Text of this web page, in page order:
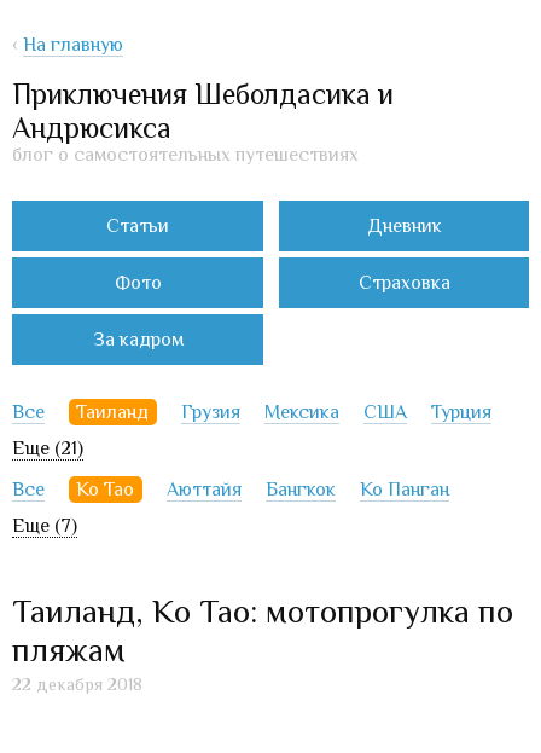
‹ На главную
Приключения Шеболдасика и
Андрюсикса
блог о самостоятельных путешествиях
Статьи Дневник
Фото Страховка
За кадром
Все Таиланд Грузия Мексика США
Турция
Еще (21)
Все
Ко Тао Аюттайя Бангкок
Ко Панган
Еще (7)
Таиланд, Ко Тао: мотопрогулка по
пляжам
22 декабря 2018